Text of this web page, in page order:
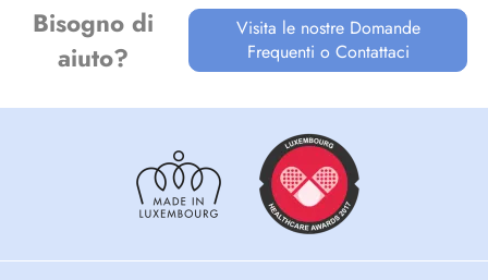
colleague Florian Valentin.
Bisogno di
aiuto?
Visita le nostre Domande
Frequenti o Contattaci